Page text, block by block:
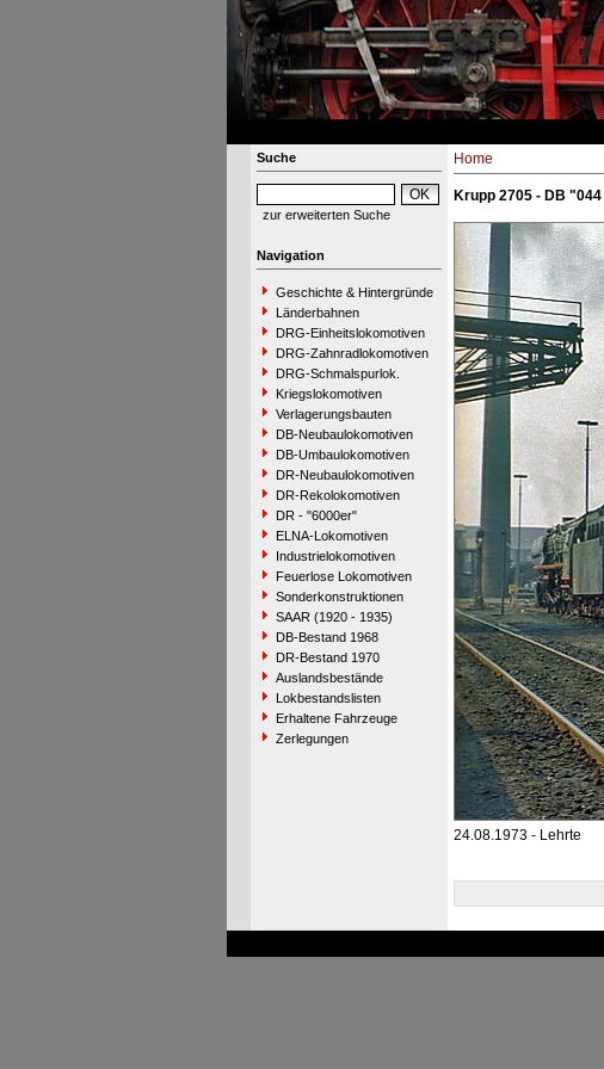
Suche
zur erweiterten Suche
Navigation
Geschichte & Hintergründe
Länderbahnen
DRG-Einheitslokomotiven
DRG-Zahnradlokomotiven
DRG-Schmalspurlok.
Kriegslokomotiven
Verlagerungsbauten
DB-Neubaulokomotiven
DB-Umbaulokomotiven
DR-Neubaulokomotiven
DR-Rekolokomotiven
DR - "6000er"
ELNA-Lokomotiven
Industrielokomotiven
Feuerlose Lokomotiven
Sonderkonstruktionen
SAAR (1920 - 1935)
DB-Bestand 1968
DR-Bestand 1970
Auslandsbestände
Lokbestandslisten
Erhaltene Fahrzeuge
Zerlegungen
Home
Krupp 2705 - DB
24.08.1973 - Lehrte